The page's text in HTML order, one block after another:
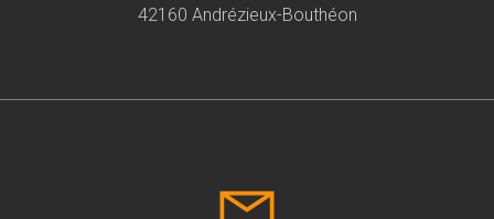
42160 Andrézieux-Bouthéon